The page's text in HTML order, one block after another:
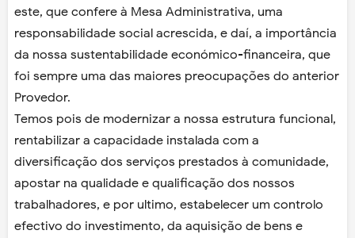
este, que confere à Mesa Administrativa, uma
responsabilidade social acrescida, e daí, a importância
da nossa sustentabilidade económico-financeira, que
foi sempre uma das maiores preocupações do anterior
Provedor.
Temos pois de modernizar a nossa estrutura funcional,
rentabilizar a capacidade instalada com a
diversificação dos serviços prestados à comunidade,
apostar na qualidade e qualificação dos nossos
trabalhadores, e por ultimo, estabelecer um controlo
efectivo do investimento, da aquisição de bens e